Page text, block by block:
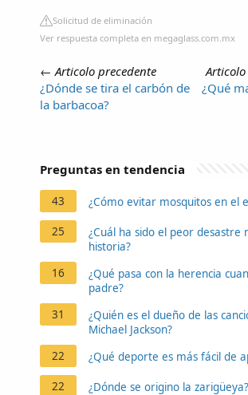
Solicitud de eliminación
Ver respuesta completa en megaglass.com.mx
← Articolo precedente
¿Dónde se tira el carbón de
la barbacoa?
Articolo
¿Qué
Preguntas en tendencia
43 ¿Cómo evitar mosquitos en el
25
¿Cuál ha sido el peor desastre
historia?
16
¿Qué pasa con la herencia
padre?
31
¿Quién es el dueño de las
Michael Jackson?
22
¿Qué deporte es más fácil de
22 ¿Dónde se origino la zarigüeya?